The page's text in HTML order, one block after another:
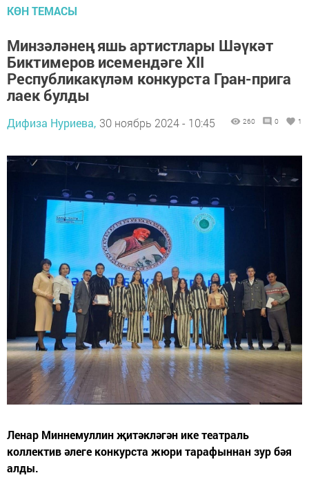
КӨН ТЕМАСЫ
Минзәләнең яшь артистлары Шәүкәт
Биктимеров исемендәге XII
Республикакүләм конкурста Гран-прига
лаек булды
Дифиза Нуриева, 30 ноябрь 2024 - 10:45 260 0 1
Ленар Миннемуллин җитәкләгән ике театраль
коллектив әлеге конкурста жюри тарафыннан зур бәя
алды.